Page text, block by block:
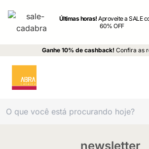
Últimas horas!Aproveite a SALE
60% OFF
Ganhe 10% de cashback! Confira as
newsletter